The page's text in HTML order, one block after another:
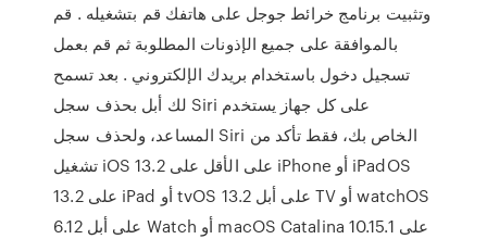
وتثبيت برنامج خرائط جوجل على هاتفك قم بتشغيله . قم
بالموافقة على جميع الإذونات المطلوبة ثم قم بعمل
تسجيل دخول باستخدام بريدك الإلكتروني . بعد تسمح
لك أبل بحذف سجل Siri على كل جهاز يستخدم
المساعد، ولحذف سجل Siri الخاص بك، فقط تأكد من
تشغيل iOS 13.2 على الأقل على iPhone أو iPadOS
13.2 على iPad أو tvOS 13.2 على أبل TV أو watchOS
6.12 على أبل Watch أو macOS Catalina 10.15.1 على